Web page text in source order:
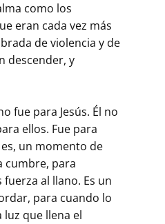
como los
eran cada vez más
de violencia y de
descender, y
fue para Jesús. Él no
ellos. Fue para
un momento de
cumbre, para
al llano. Es un
para cuando lo
luz que llena el